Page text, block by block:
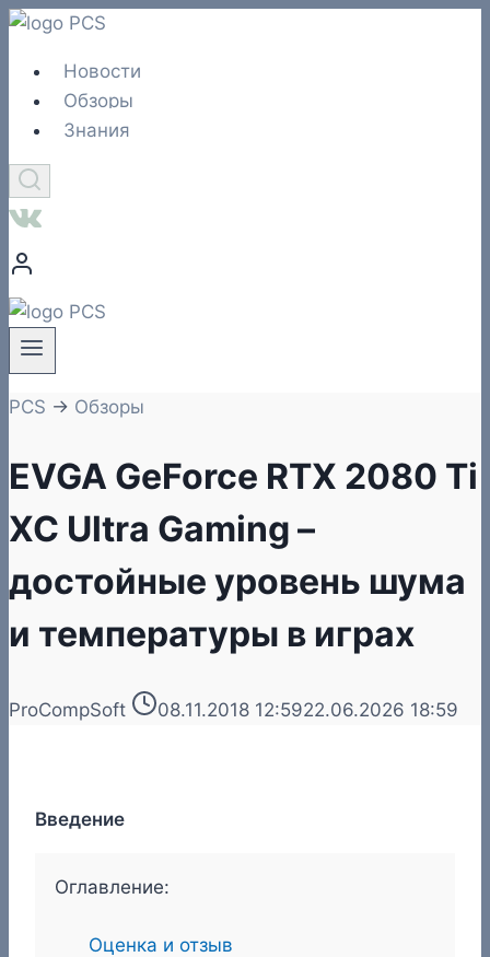
Перейти
содержимому
Новости
Обзоры
Знания
PCS → Обзоры
EVGA GeForce RTX 2080 Ti
XC Ultra Gaming –
достойные уровень шума
и температуры в играх
ProCompSoft 08.11.2018 12:5922.06.2026 18:59
Введение
Оглавление:
Оценка и отзыв